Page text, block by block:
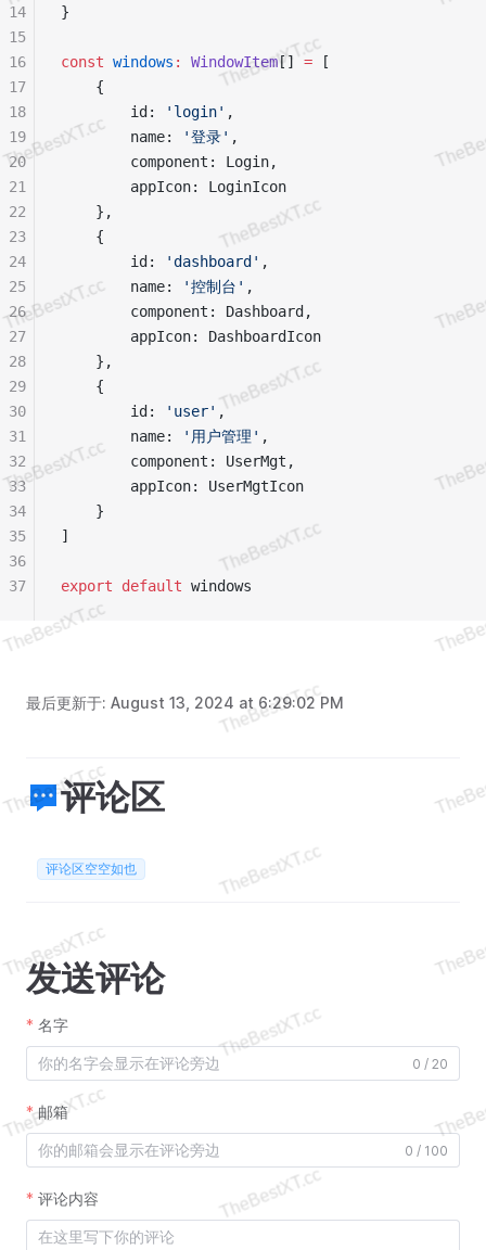
}
const windows : WindowItem[] = [
    {
        id:
'login' ,
        name:
'登录' ,
        component: Login,
        appIcon: LoginIcon
    },
    {
        id:
'dashboard' ,
        name:
'控制台' ,
        component: Dashboard,
        appIcon: DashboardIcon
    },
    {
        id:
'user' ,
        name:
'用户管理' ,
        component: UserMgt,
        appIcon: UserMgtIcon
    }
]
export default windows
14
15
16
17
18
19
20
21
22
23
24
25
26
27
28
29
30
31
32
33
34
35
36
37
最后更新于: August 13, 2024 at 6:29:02 PM
评论区
评论区空空如也
发送评论
名字
0 / 20
邮箱
0 / 100
评论内容